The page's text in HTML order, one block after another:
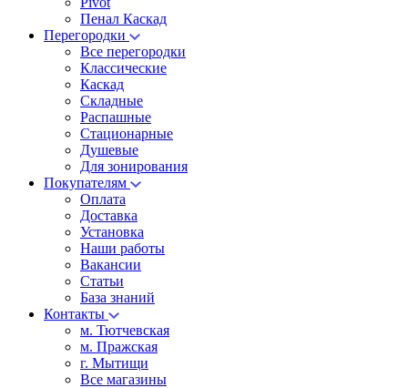
Пенал Каскад
Перегородки
Все перегородки
Классические
Каскад
Складные
Распашные
Стационарные
Душевые
Для зонирования
Покупателям
Оплата
Доставка
Установка
Наши работы
Вакансии
Статьи
База знаний
Контакты
м. Тютчевская
м. Пражская
г. Мытищи
Все магазины